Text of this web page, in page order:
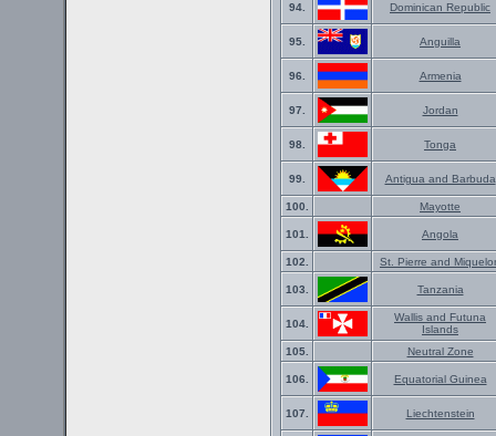
94. Dominican Republic
95. Anguilla
96. Armenia
97. Jordan
98. Tonga
99. Antigua and Barbuda
100. Mayotte
101. Angola
102. St. Pierre and
103. Tanzania
104.
Wallis and Futuna
Islands
105.
Neutral Zone
106. Equatorial Guinea
107. Liechtenstein